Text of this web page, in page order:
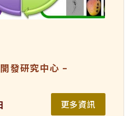
發研究中心 –
更多資訊